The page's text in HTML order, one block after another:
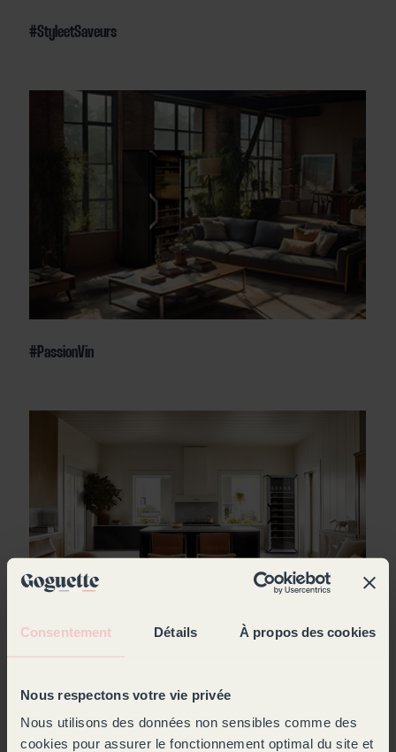
Consentement Détails À propos des cookies
Nous respectons votre vie privée
Nous utilisons des données non sensibles comme des
cookies pour assurer le fonctionnement optimal du site et
#StyleetSaveurs
#PassionVin